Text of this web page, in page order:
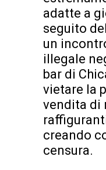
adatte a
seguito
un
illegale
bar di
vietare la
vendita di
creando
censura.